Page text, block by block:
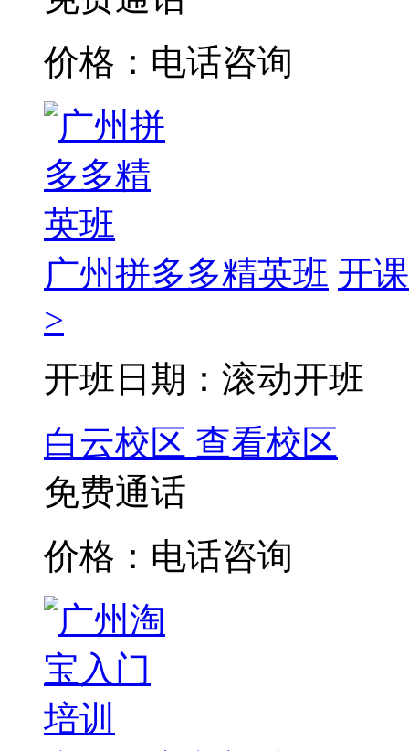
价格：电话咨询
广州拼多多精英班 开
>
开班日期：滚动开班
白云校区 查看校区
免费通话
价格：电话咨询